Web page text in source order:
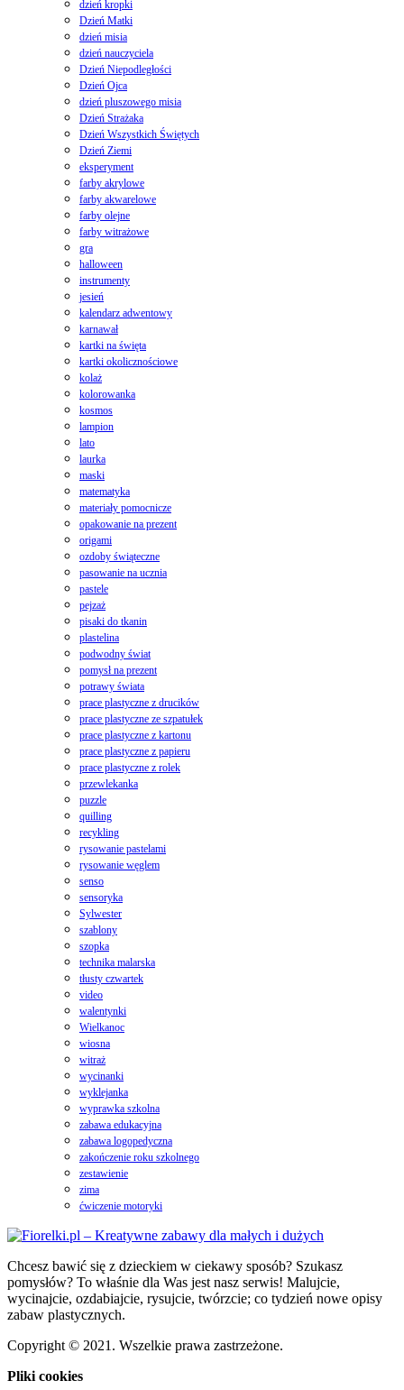
dzień kropki
Dzień Matki
dzień misia
dzień nauczyciela
Dzień Niepodległości
Dzień Ojca
dzień pluszowego misia
Dzień Strażaka
Dzień Wszystkich Świętych
Dzień Ziemi
eksperyment
farby akrylowe
farby akwarelowe
farby olejne
farby witrażowe
gra
halloween
instrumenty
jesień
kalendarz adwentowy
karnawał
kartki na święta
kartki okolicznościowe
kolaż
kolorowanka
kosmos
lampion
lato
laurka
maski
matematyka
materiały pomocnicze
opakowanie na prezent
origami
ozdoby świąteczne
pasowanie na ucznia
pastele
pejzaż
pisaki do tkanin
plastelina
podwodny świat
pomysł na prezent
potrawy świata
prace plastyczne z drucików
prace plastyczne ze szpatułek
prace plastyczne z kartonu
prace plastyczne z papieru
prace plastyczne z rolek
przewlekanka
puzzle
quilling
recykling
rysowanie pastelami
rysowanie węglem
senso
sensoryka
Sylwester
szablony
szopka
technika malarska
tłusty czwartek
video
walentynki
Wielkanoc
wiosna
witraż
wycinanki
wyklejanka
wyprawka szkolna
zabawa edukacyjna
zabawa logopedyczna
zakończenie roku szkolnego
zestawienie
zima
ćwiczenie motoryki
Chcesz bawić się z dzieckiem w ciekawy sposób? Szukasz
pomysłów? To właśnie dla Was jest nasz serwis! Malujcie,
wycinajcie, ozdabiajcie, rysujcie, twórzcie; co tydzień nowe opisy
zabaw plastycznych.
Copyright © 2021. Wszelkie prawa zastrzeżone.
Pliki cookies